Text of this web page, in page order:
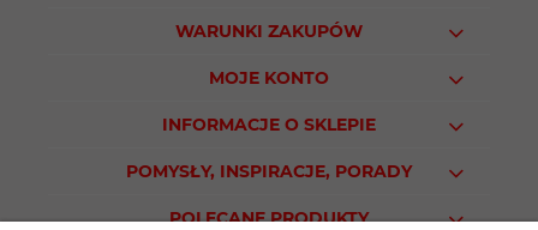
WARUNKI ZAKUPÓW
MOJE KONTO
INFORMACJE O SKLEPIE
POMYSŁY, INSPIRACJE, PORADY
POLECANE PRODUKTY